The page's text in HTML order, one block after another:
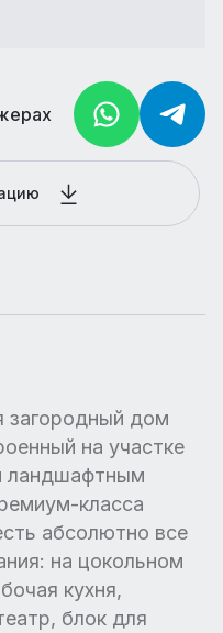
загородный дом
на участке
ландшафтным
класса
абсолютно все
на цокольном
кухня,
блок для